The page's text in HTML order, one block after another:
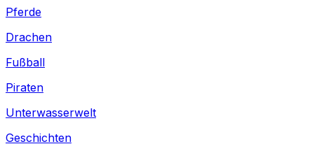
Pferde
Drachen
Fußball
Piraten
Unterwasserwelt
Geschichten